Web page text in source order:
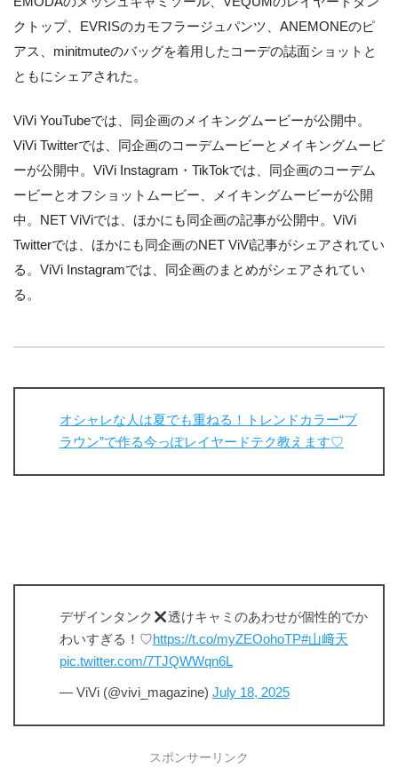
クトップ、EVRISのカモフラージュパンツ、ANEMONEのピ
アス、minitmuteのバッグを着用したコーデの誌面ショットと
ともにシェアされた。
ViVi YouTubeでは、同企画のメイキングムービーが公開中。
ViVi Twitterでは、同企画のコーデムービーとメイキングムービ
ーが公開中。ViVi Instagram・TikTokでは、同企画のコーデム
ービーとオフショットムービー、メイキングムービーが公開
中。NET ViViでは、ほかにも同企画の記事が公開中。ViVi
Twitterでは、ほかにも同企画のNET ViVi記事がシェアされてい
る。ViVi Instagramでは、同企画のまとめがシェアされてい
る。
オシャレな人は夏でも重ねる！トレンドカラー“ブ
ラウン”で作る今っぽレイヤードテク教えます♡
デザインタンク
透けキャミのあわせが個性的でか
わいすぎる！♡https://t.co/myZEOohoTP#山﨑天
pic.twitter.com/7TJQWWqn6L
— ViVi (@vivi_magazine) July 18, 2025
スポンサーリンク